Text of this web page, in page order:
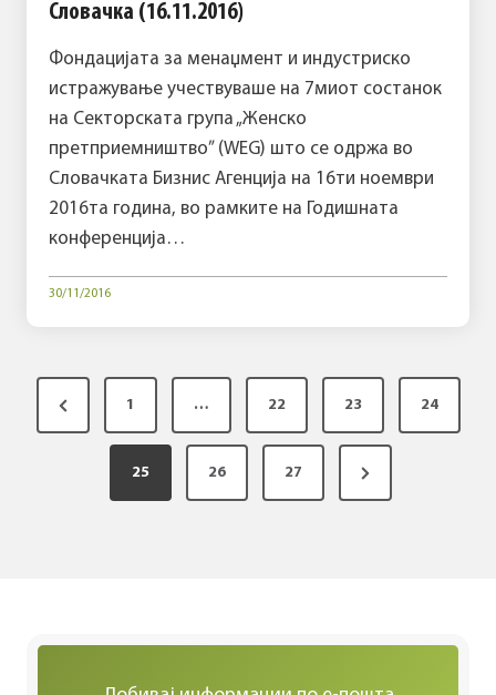
Словачка (16.11.2016)
Фондацијата за менаџмент и индустриско
истражување учествуваше на 7миот состанок
на Секторската група „Женско
претприемништво” (WEG) што се одржа во
Словачката Бизнис Агенција на 16ти ноември
2016та година, во рамките на Годишната
конференција…
30/11/2016
P
o
g
P
r
s
1 … 22 23 24
25 26 27 N
e
a